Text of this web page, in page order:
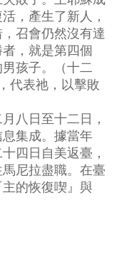
，產生了新人，
召會仍然沒有達
，就是第四個
孩子。（十二
代表祂，以擊敗
八日至十二日，
集成。據當年
四日自美返臺，
尼拉盡職。在臺
的恢復喫』與